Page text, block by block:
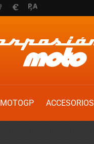
MOTOGP ACCESORIOS